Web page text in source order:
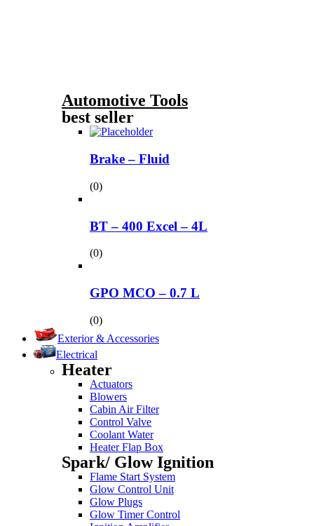
Automotive Tools
best seller
Brake – Fluid
(0)
BT – 400 Excel – 4L
(0)
GPO MCO – 0.7 L
(0)
Exterior & Accessories
Electrical
Heater
Actuators
Blowers
Cabin Air Filter
Control Valve
Coolant Water
Heater Flap Box
Spark/ Glow Ignition
Flame Start System
Glow Control Unit
Glow Plugs
Glow Timer Control